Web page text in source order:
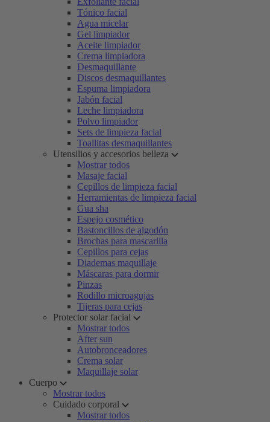
Tónico facial
Agua micelar
Gel limpiador
Aceite limpiador
Crema limpiadora
Desmaquillante
Discos desmaquillantes
Espuma limpiadora
Jabón facial
Leche limpiadora
Polvo limpiador
Sets de limpieza facial
Toallitas desmaquillantes
Utensilios y accesorios belleza
Mostrar todos
Masaje facial
Cepillos de limpieza facial
Herramientas de limpieza facial
Gua sha
Espejo cosmético
Bastoncillos de algodón
Brochas para mascarilla
Cepillos para cejas
Diademas maquillaje
Máscaras para dormir
Pinzas
Rodillo microagujas
Tijeras para cejas
Protector solar facial
Mostrar todos
After sun
Autobronceadores
Crema solar
Maquillaje solar
Cuerpo
Mostrar todos
Cuidado corporal
Mostrar todos